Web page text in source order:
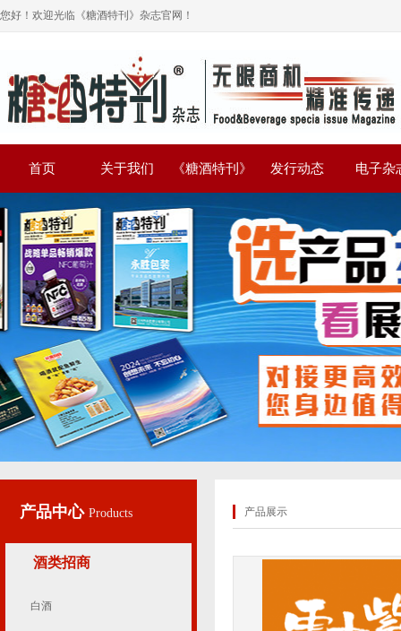
您好！欢迎光临《糖酒特刊》杂志官网！
首页 关于我们 《糖酒特刊》 发行动态 电子杂
产品中心 Products
酒类招商
白酒
产品展示